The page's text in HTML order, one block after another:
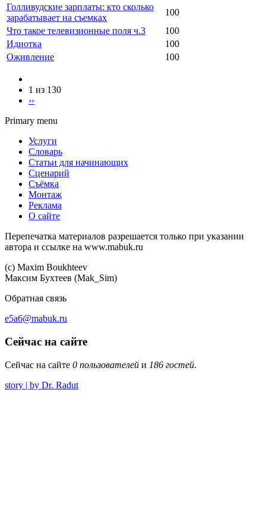
Голливудские зарплаты: кто сколько
зарабатывает на съемках
100
Что такое телевизионные поля ч.3
100
Идиотка
100
Оживление
100
1 из 130
››
Primary menu
Услуги
Словарь
Статьи для начинающих
Сценарий
Съёмка
Монтаж
Реклама
О сайте
Перепечатка материалов разрешается только при указании
автора и ссылке на www.mabuk.ru
(c) Maхim Boukhteev
Максим Бухтеев (Mak_Sim)
Обратная связь
e5a6@mabuk.ru
Сейчас на сайте
Сейчас на сайте 0 пользователей и 186 гостей.
story | by Dr. Radut